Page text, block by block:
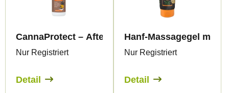
CannaProtect – After-Sun-Körperöl mit Hanf,
Nur Registriert
Detail
Hanf-Massagegel mit
Nur Registriert
Detail